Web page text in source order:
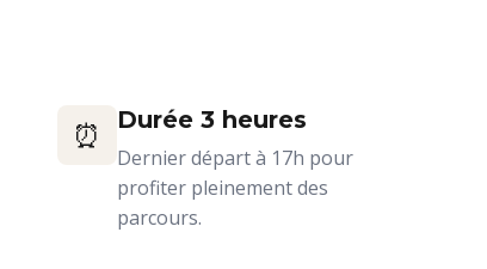
⏰ Durée 3 heures
Dernier départ à 17h pour
profiter pleinement des
parcours.